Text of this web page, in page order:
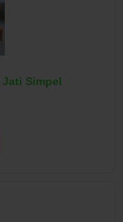
Simpel